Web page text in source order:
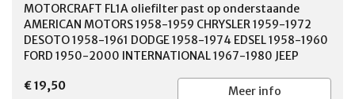
MOTORCRAFT FL1A oliefilter past op onderstaande
AMERICAN MOTORS 1958-1959 CHRYSLER 1959-1972
DESOTO 1958-1961 DODGE 1958-1974 EDSEL 1958-1960
FORD 1950-2000 INTERNATIONAL 1967-1980 JEEP
MERCURY 1958-2001 PLYMOUTH 1958-1974
€ 19,50 Meer info